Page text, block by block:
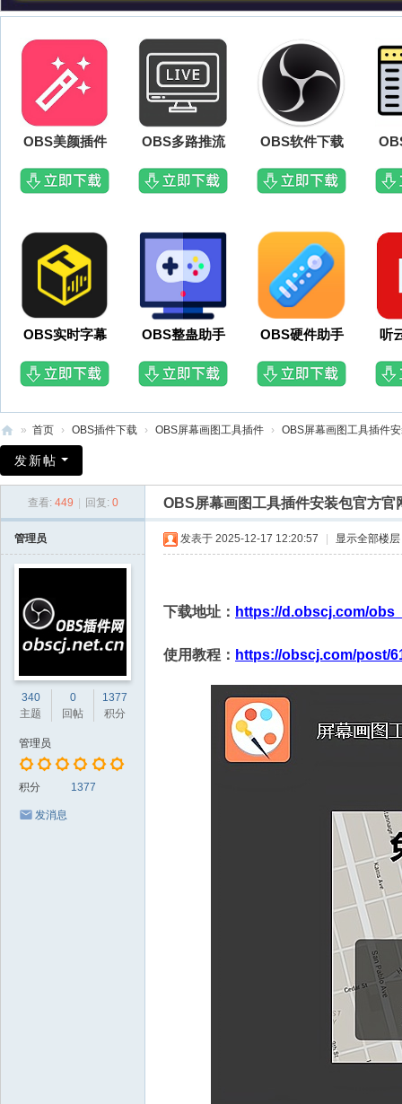
OBS美颜插件 OBS多路推流 OBS软件下载
OBS实时字幕 OBS整蛊助手 OBS硬件助手 听
B
» 首页 › OBS插件下载 › OBS屏幕画图工具插件 › OBS屏幕画图工具插件
发新帖
查看: 449 回复: 0 OBS屏幕画图工具插件安装包官方
管理员
340
主题
0
回帖
1377
积分
管理员
积分 1377
发消息
发表于 2025-12-17 12:20:57 显示全部楼层
下载地址： https://d.obscj.com/
使用教程： https://obscj.com/post/